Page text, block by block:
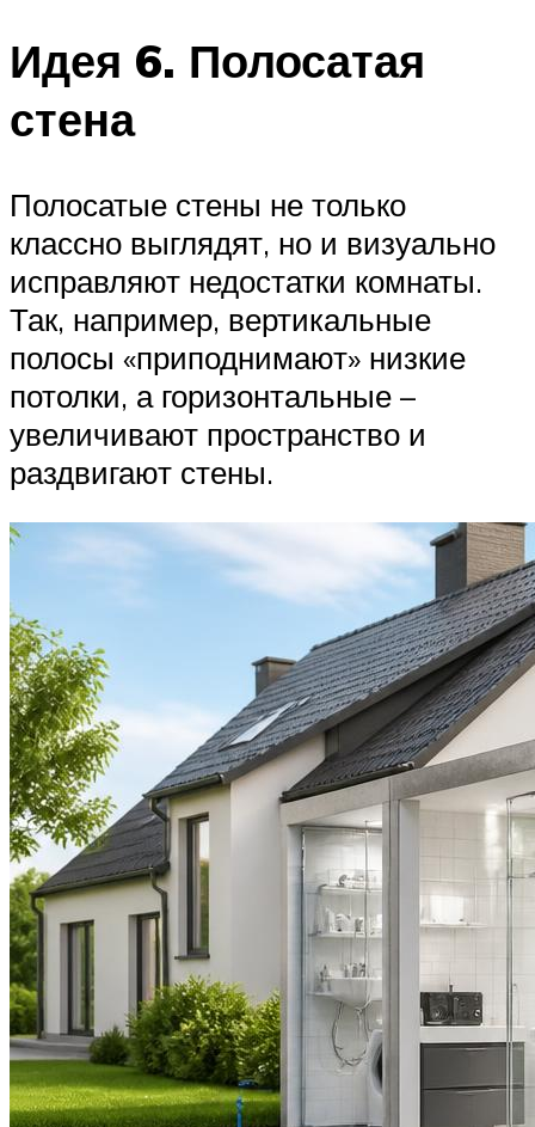
Идея 6. Полосатая
стена
Полосатые стены не только
классно выглядят, но и визуально
исправляют недостатки комнаты.
Так, например, вертикальные
полосы «приподнимают» низкие
потолки, а горизонтальные –
увеличивают пространство и
раздвигают стены.